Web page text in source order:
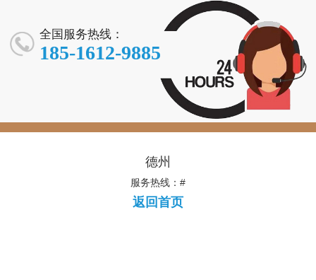
全国服务热线：
185-1612-9885
德州
服务热线：#
返回首页